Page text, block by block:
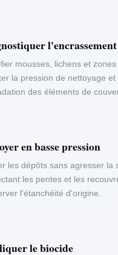
l'encrassement
mousses, lichens et
la pression de nettoyage et
des éléments de
en basse pression
les dépôts sans agresser la
les pentes et les
l'étanchéité d'origine.
le biocide